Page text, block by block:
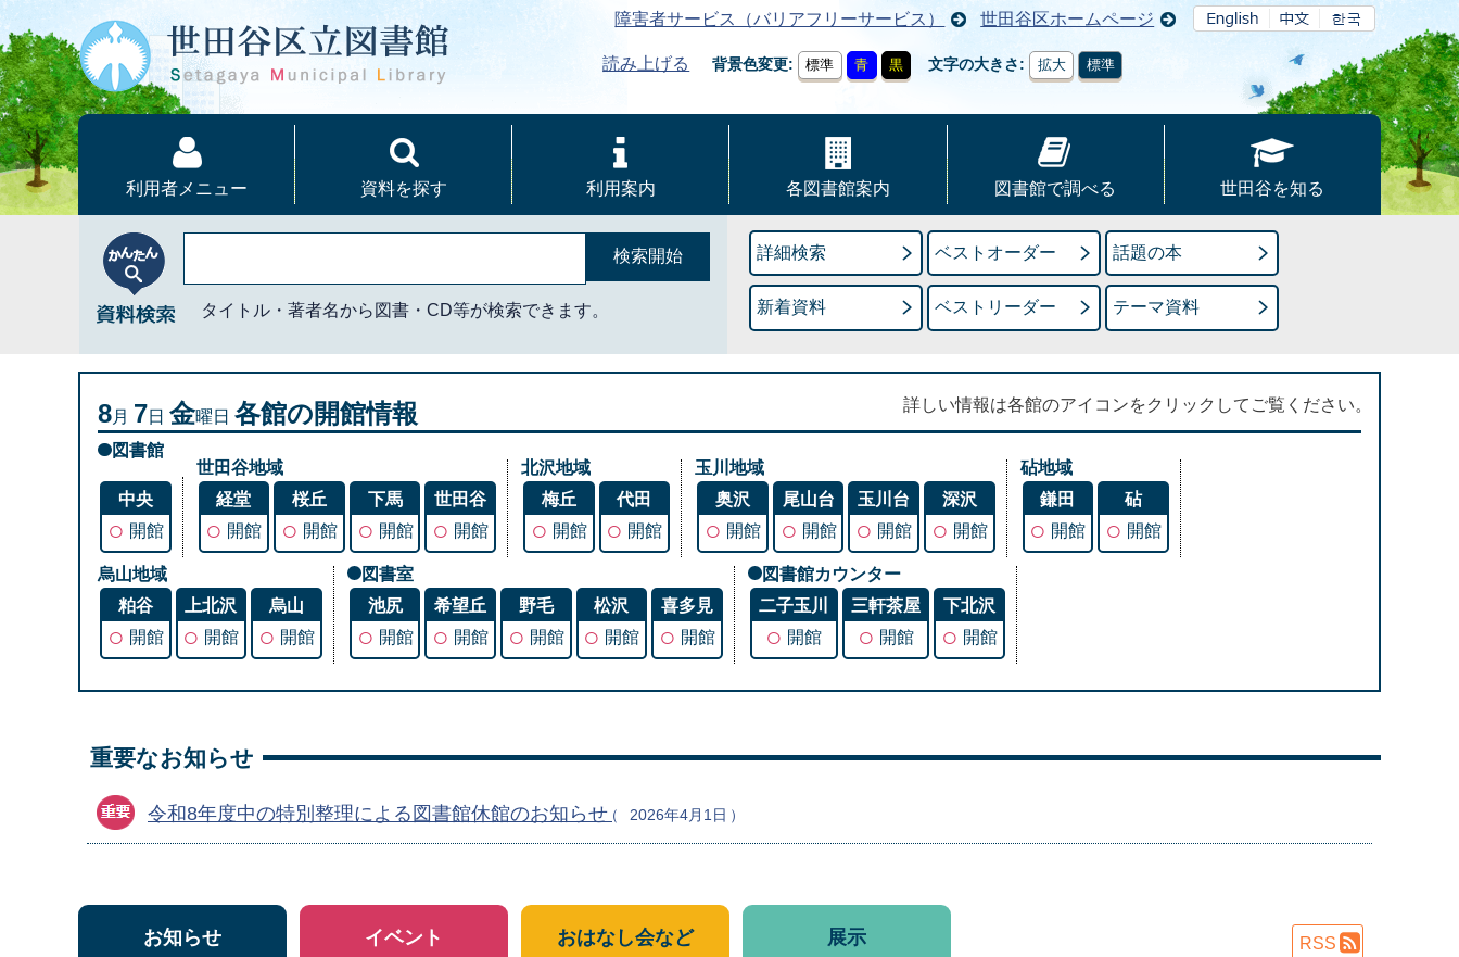
障害者サービス（バリアフリーサービス） 世田谷区ホームページ
読み上げる 背景色変更 標準 青 黒 文字の大きさ 拡大 標準
利用者メニュー 資料を探す 利用案内 各図書館案内 図書館で調べる 世田谷を知る
タイトル・著者名から図書・CD等が検索できます。
詳細検索 ベストオーダー 話題の本
新着資料 ベストリーダー テーマ資料
8月 7日 金曜日 各館の開館情報 詳しい情報は各館のアイコンをクリックしてご覧ください。
図書館
中央
○ 開館
世田谷地域
経堂
○ 開館
桜丘
○ 開館
下馬
○ 開館
世田谷
○ 開館
北沢地域
梅丘
○ 開館
代田
○ 開館
玉川地域
奥沢
○ 開館
尾山台
○ 開館
玉川台
○ 開館
深沢
○ 開館
砧地域
鎌田
○ 開館
砧
○ 開館
烏山地域
粕谷
○ 開館
上北沢
○ 開館
烏山
○ 開館
図書室
池尻
○ 開館
希望丘
○ 開館
野毛
○ 開館
松沢
○ 開館
喜多見
○ 開館
図書館カウンター
二子玉川
○ 開館
三軒茶屋
○ 開館
下北沢
○ 開館
重要なお知らせ
令和8年度中の特別整理による図書館休館のお知らせ 2026年4月1日
お知らせ イベント おはなし会など 展示 RSS